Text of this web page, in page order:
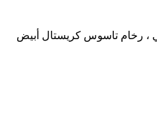
، رخام تاسوس كريستال أبيض